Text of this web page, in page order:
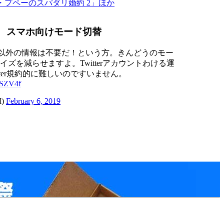
プペーのスパダリ婚約 2」ほか
スマホ向けモード切替
外の情報は不要だ！という方。きんどうのモー
ズを減らせますよ。Twitterアカウントわける運
規約的に難しいのですいません。
February 6, 2019